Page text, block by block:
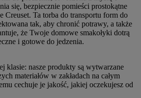
się, bezpiecznie pomieści prostokątne
Creuset. Ta torba do transportu form do
tak, aby chronić potrawy, a także
że Twoje domowe smakołyki dotrą
i gotowe do jedzenia.
klasie: nasze produkty są wytwarzane
materiałów w zakładach na całym
cechuje je jakość, jakiej oczekujesz od